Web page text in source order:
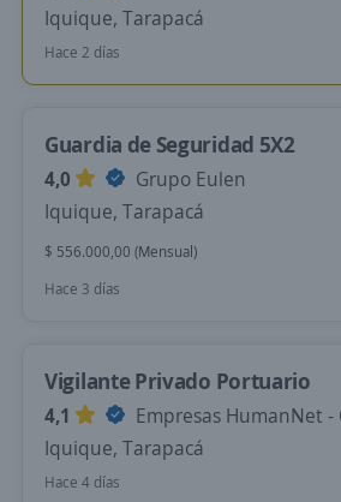
Iquique, Tarapacá
Hace 2 días
Guardia de Seguridad 5X2
4,0
Grupo Eulen
Iquique, Tarapacá
$ 556.000,00 (Mensual)
Hace 3 días
Vigilante Privado Portuario
4,1
Empresas HumanNet -
Iquique, Tarapacá
Hace 4 días